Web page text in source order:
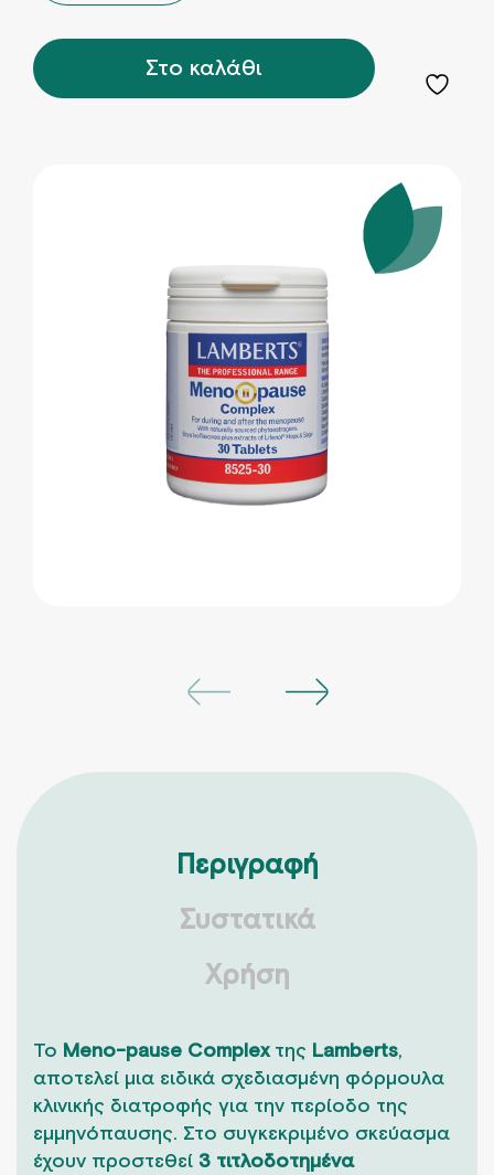
Στο καλάθι
Περιγραφή
Συστατικά
Χρήση
Το Meno-pause Complexτης Lamberts,
αποτελεί μια ειδικά σχεδιασμένη φόρμουλα
κλινικής διατροφής για την περίοδο της
εμμηνόπαυσης. Στο συγκεκριμένο σκεύασμα
έχουν προστεθεί 3 τιτλοδοτημένα